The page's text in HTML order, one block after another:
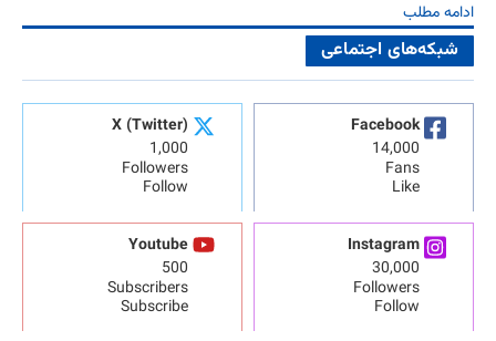
ادامه مطلب
شبکه‌های اجتماعی
Facebook
14,000
Fans
Like
X (Twitter)
1,000
Followers
Follow
Instagram
30,000
Followers
Follow
Youtube
500
Subscribers
Subscribe